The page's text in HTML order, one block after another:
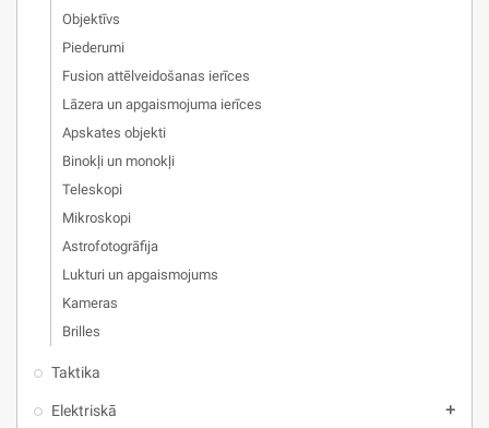
Objektīvs
Piederumi
Fusion attēlveidošanas ierīces
Lāzera un apgaismojuma ierīces
Apskates objekti
Binokļi un monokļi
Teleskopi
Mikroskopi
Astrofotogrāfija
Lukturi un apgaismojums
Kameras
Brilles
Taktika
Elektriskā add